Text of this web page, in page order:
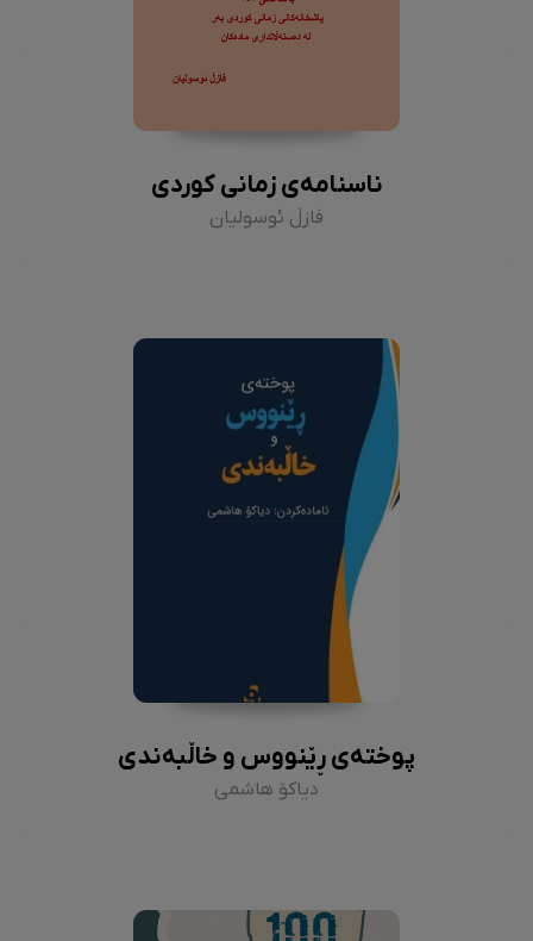
ناسنامەی زمانی کوردی
فازڵ ئوسولیان
پوختەی ڕێنووس و خاڵبەندی
دیاکۆ هاشمی